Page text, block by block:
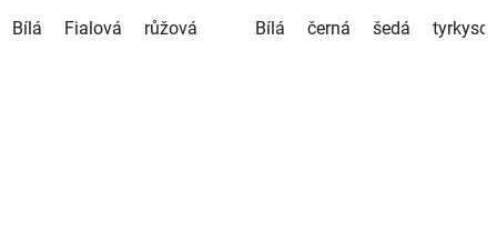
Bílá Fialová růžová Bílá černá šedá